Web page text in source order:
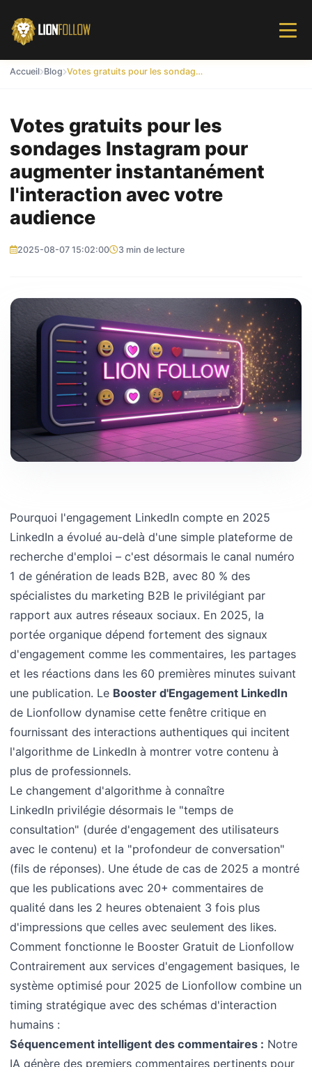
Accueil Blog Votes gratuits pour les sondages Instagram pour augmenter instantanément l'interaction avec votre audience
Votes gratuits pour les
sondages Instagram pour
augmenter instantanément
l'interaction avec votre
audience
2025-08-07 15:02:00 3 min de lecture
Pourquoi l'engagement LinkedIn compte en 2025
LinkedIn a évolué au-delà d'une simple plateforme de
recherche d'emploi – c'est désormais le canal numéro
1 de génération de leads B2B, avec 80 % des
spécialistes du marketing B2B le privilégiant par
rapport aux autres réseaux sociaux. En 2025, la
portée organique dépend fortement des signaux
d'engagement comme les commentaires, les partages
et les réactions dans les 60 premières minutes suivant
une publication. Le Booster d'Engagement LinkedIn
de Lionfollow dynamise cette fenêtre critique en
fournissant des interactions authentiques qui incitent
l'algorithme de LinkedIn à montrer votre contenu à
plus de professionnels.
Le changement d'algorithme à connaître
LinkedIn privilégie désormais le "temps de
consultation" (durée d'engagement des utilisateurs
avec le contenu) et la "profondeur de conversation"
(fils de réponses). Une étude de cas de 2025 a montré
que les publications avec 20+ commentaires de
qualité dans les 2 heures obtenaient 3 fois plus
d'impressions que celles avec seulement des likes.
Comment fonctionne le Booster Gratuit de Lionfollow
Contrairement aux services d'engagement basiques, le
système optimisé pour 2025 de Lionfollow combine un
timing stratégique avec des schémas d'interaction
humains :
Séquencement intelligent des commentaires : Notre
IA génère des premiers commentaires pertinents pour